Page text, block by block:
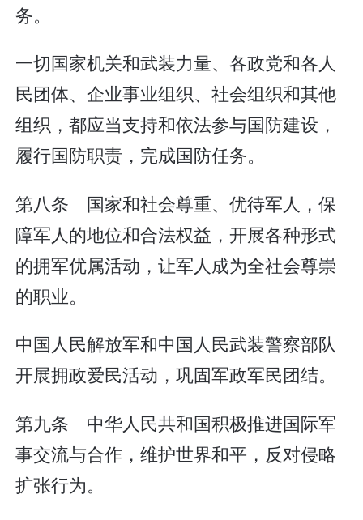
务。
一切国家机关和武装力量、各政党和各人
民团体、企业事业组织、社会组织和其他
组织，都应当支持和依法参与国防建设，
履行国防职责，完成国防任务。
第八条 国家和社会尊重、优待军人，保
障军人的地位和合法权益，开展各种形式
的拥军优属活动，让军人成为全社会尊崇
的职业。
中国人民解放军和中国人民武装警察部队
开展拥政爱民活动，巩固军政军民团结。
第九条 中华人民共和国积极推进国际军
事交流与合作，维护世界和平，反对侵略
扩张行为。